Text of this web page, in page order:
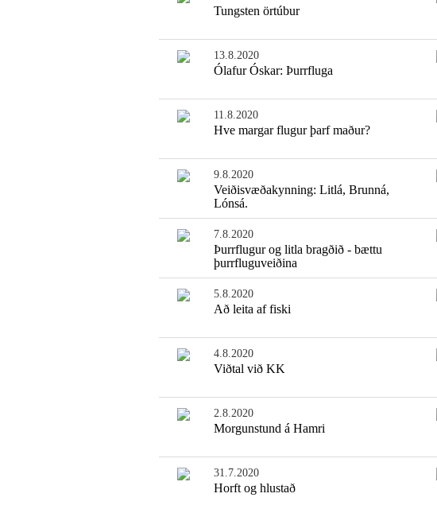
Tungsten örtúbur
13.8.2020
Ólafur Óskar: Þurrfluga
11.8.2020
Hve margar flugur þarf maður?
9.8.2020
Veiðisvæðakynning: Litlá, Brunná,
Lónsá.
7.8.2020
Þurrflugur og litla bragðið - bættu
þurrfluguveiðina
5.8.2020
Að leita af fiski
4.8.2020
Viðtal við KK
2.8.2020
Morgunstund á Hamri
31.7.2020
Horft og hlustað